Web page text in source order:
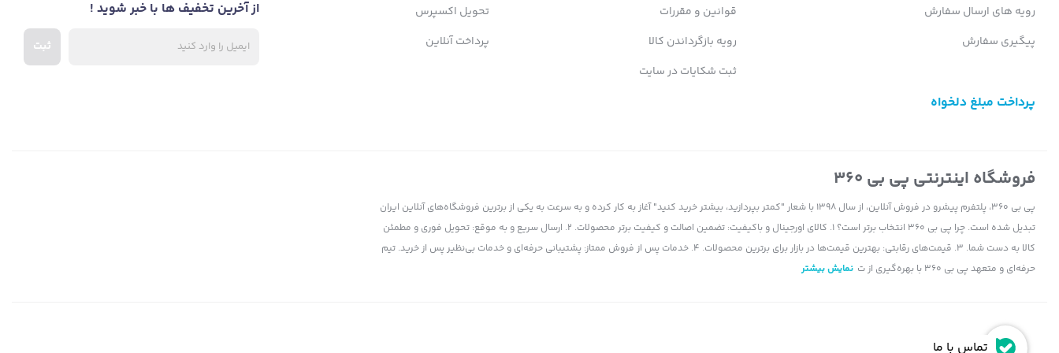
رویه های ارسال سفارش
پیگیری سفارش
قوانین و مقررات
رویه بازگرداندن کالا
ثبت شکایات در سایت
تحویل اکسپرس
پرداخت آنلاین
پرداخت مبلغ دلخواه
از آخرین تخفیف ها با خبر شوید !
ثبت
فروشگاه اینترنتی پی بی 360
پی بی 360، پلتفرم پیشرو در فروش آنلاین، از سال 1398 با شعار "کمتر بپردازید، بیشتر خرید کنید" آغاز به کار کرده و به سرعت به یکی از برترین فروشگاه‌های آنلاین ایران
تبدیل شده است. چرا پی بی 360 انتخاب برتر است؟ 1. کالای اورجینال و باکیفیت: تضمین اصالت و کیفیت برتر محصولات. 2. ارسال سریع و به موقع: تحویل فوری و مطمئن
کالا به دست شما. 3. قیمت‌های رقابتی: بهترین قیمت‌ها در بازار برای برترین محصولات. 4. خدمات پس از فروش ممتاز: پشتیبانی حرفه‌ای و خدمات بی‌نظیر پس از خرید. تیم
حرفه‌ای و متعهد پی بی 360 با بهره‌گیری از ت
نمایش بیشتر
تماس با ما